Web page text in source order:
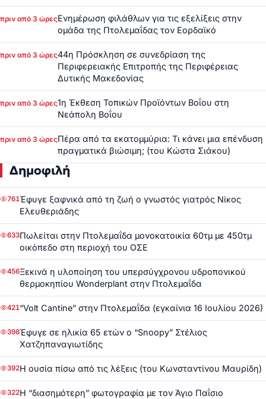
πριν από 3 ώρεςΕνημέρωση φιλάθλων για τις εξελίξεις στην
ομάδα της Πτολεμαΐδας τον Εορδαϊκό
πριν από 3 ώρες44η Πρόσκληση σε συνεδρίαση της
Περιφερειακής Επιτροπής της Περιφέρειας
Δυτικής Μακεδονίας
πριν από 3 ώρες1η Έκθεση Τοπικών Προϊόντων Βοΐου στη
Νεάπολη Βοΐου
πριν από 3 ώρεςΠέρα από τα εκατομμύρια: Τι κάνει μια επένδυση
πραγματικά βιώσιμη; (του Κώστα Σιάκου)
Δημοφιλή
761Έφυγε ξαφνικά από τη ζωή ο γνωστός γιατρός Νίκος
Ελευθεριάδης
633Πωλείται στην Πτολεμαΐδα μονοκατοικία 60τμ με 450τμ
οικόπεδο στη περιοχή του ΟΣΕ
456Ξεκινά η υλοποίηση του υπερσύγχρονου υδροπονικού
θερμοκηπίου Wonderplant στην Πτολεμαΐδα
421“Volt Cantine” στην Πτολεμαΐδα (εγκαίνια 16 Ιουλίου 2026)
398Έφυγε σε ηλικία 65 ετών ο “Snoopy” Στέλιος
Χατζηπαναγιωτίδης
392Η ουσία πίσω από τις λέξεις (του Κωνσταντίνου Μαυρίδη)
322Η “διασημότερη” φωτογραφία με τον Άγιο Παΐσιο